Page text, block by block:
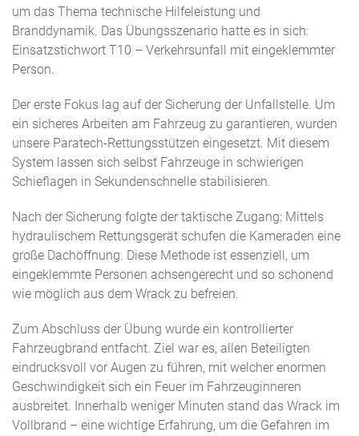
um das Thema technische Hilfeleistung und
Branddynamik. Das Übungsszenario hatte es in sich:
Einsatzstichwort T10 – Verkehrsunfall mit eingeklemmter
Person.
Der erste Fokus lag auf der Sicherung der Unfallstelle. Um
ein sicheres Arbeiten am Fahrzeug zu garantieren, wurden
unsere Paratech-Rettungsstützen eingesetzt. Mit diesem
System lassen sich selbst Fahrzeuge in schwierigen
Schieflagen in Sekundenschnelle stabilisieren.
Nach der Sicherung folgte der taktische Zugang: Mittels
hydraulischem Rettungsgerät schufen die Kameraden eine
große Dachöffnung. Diese Methode ist essenziell, um
eingeklemmte Personen achsengerecht und so schonend
wie möglich aus dem Wrack zu befreien.
Zum Abschluss der Übung wurde ein kontrollierter
Fahrzeugbrand entfacht. Ziel war es, allen Beteiligten
eindrucksvoll vor Augen zu führen, mit welcher enormen
Geschwindigkeit sich ein Feuer im Fahrzeuginneren
ausbreitet. Innerhalb weniger Minuten stand das Wrack im
Vollbrand – eine wichtige Erfahrung, um die Gefahren im